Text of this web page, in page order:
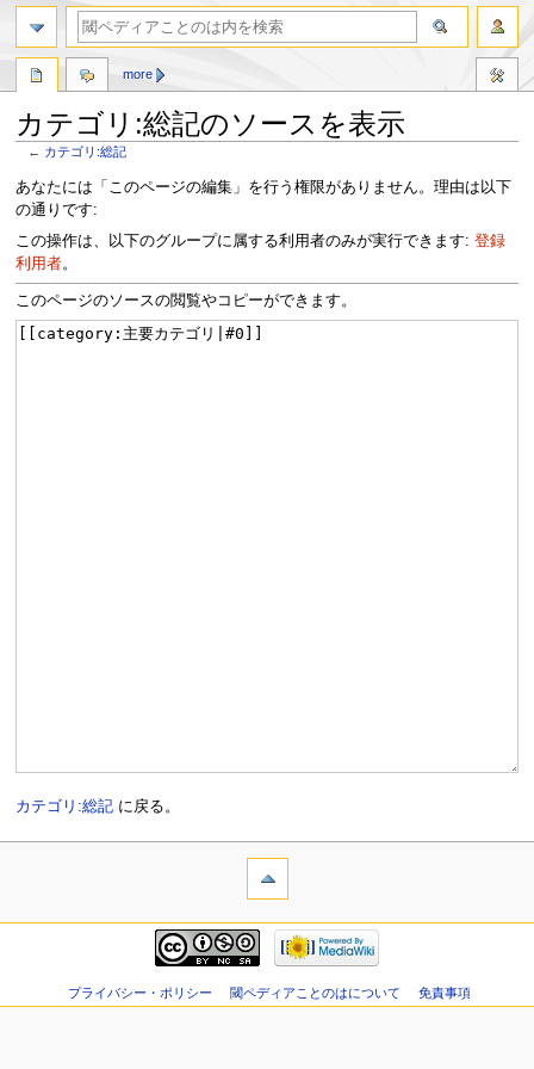
カテゴリ:総記のソースを表示
← カテゴリ:総記
ナ
ビ
ゲ
ー
ョ
ン
に
検
索
に
移
あなたには「このページの編集」を行う権限がありません。理由は以下
の通りです:
この操作は、以下のグループに属する利用者のみが実行できます: 登録
利用者。
このページのソースの閲覧やコピーができます。
カテゴリ:総記に戻る。
more
プライバシー・ポリシー 閾ペディアことのはについて 免責事項